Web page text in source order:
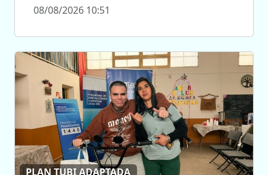
08/08/2026 10:51
PLAN TUBI ADAPTADA